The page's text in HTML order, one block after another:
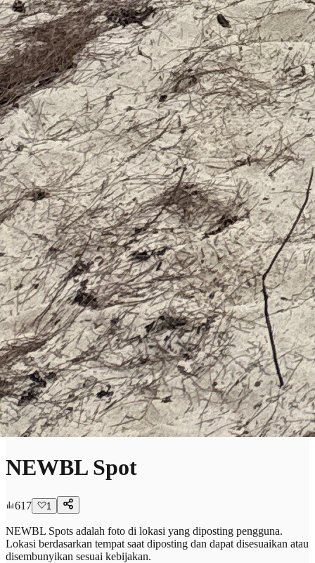
NEWBL Spot
617 1
NEWBL Spots adalah foto di lokasi yang diposting pengguna.
Lokasi berdasarkan tempat saat diposting dan dapat disesuaikan atau
disembunyikan sesuai kebijakan.